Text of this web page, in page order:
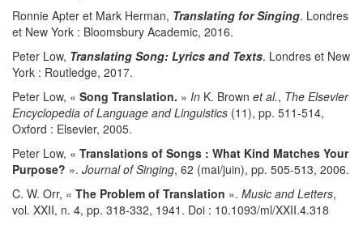
Ronnie Apter et Mark Herman, Translating for Singing. Londres
et New York : Bloomsbury Academic, 2016.
Peter Low, Translating Song: Lyrics and Texts. Londres et New
York : Routledge, 2017.
Peter Low, « Song Translation. » In K. Brown et al., The Elsevier
Encyclopedia of Language and Linguistics (11), pp. 511-514,
Oxford : Elsevier, 2005.
Peter Low, « Translations of Songs : What Kind Matches Your
Purpose? ». Journal of Singing, 62 (mai/juin), pp. 505-513, 2006.
C. W. Orr, « The Problem of Translation ». Music and Letters,
vol. XXII, n. 4, pp. 318-332, 1941. Doi : 10.1093/ml/XXII.4.318